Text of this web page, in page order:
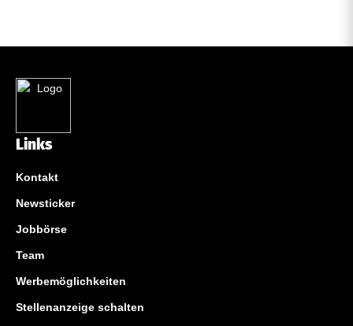
Links
Kontakt
Newsticker
Jobbörse
Team
Werbemöglichkeiten
Stellenanzeige schalten